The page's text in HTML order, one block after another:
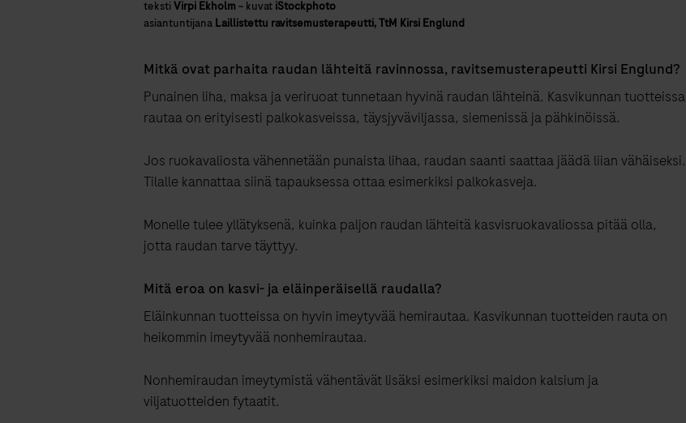
tekstiVirpi Ekholm ~ kuvat iStockphoto
asiantuntijana Laillistettu ravitsemusterapeutti, TtM Kirsi Englund
Mitkä ovat parhaita raudan lähteitä ravinnossa, ravitsemusterapeutti Kirsi Englund?
Punainen liha, maksa ja veriruoat tunnetaan hyvinä raudan lähteinä. Kasvikunnan tuotteissa
rautaa on erityisesti palkokasveissa, täysjyväviljassa, siemenissä ja pähkinöissä.
Jos ruokavaliosta vähennetään punaista lihaa, raudan saanti saattaa jäädä liian vähäiseksi.
Tilalle kannattaa siinä tapauksessa ottaa esimerkiksi palkokasveja.
Monelle tulee yllätyksenä, kuinka paljon raudan lähteitä kasvisruokavaliossa pitää olla,
jotta raudan tarve täyttyy.
Mitä eroa on kasvi- ja eläinperäisellä raudalla?
Eläinkunnan tuotteissa on hyvin imeytyvää hemirautaa. Kasvikunnan tuotteiden rauta on
heikommin imeytyvää nonhemirautaa.
Nonhemiraudan imeytymistä vähentävät lisäksi esimerkiksi maidon kalsium ja
viljatuotteiden fytaatit.